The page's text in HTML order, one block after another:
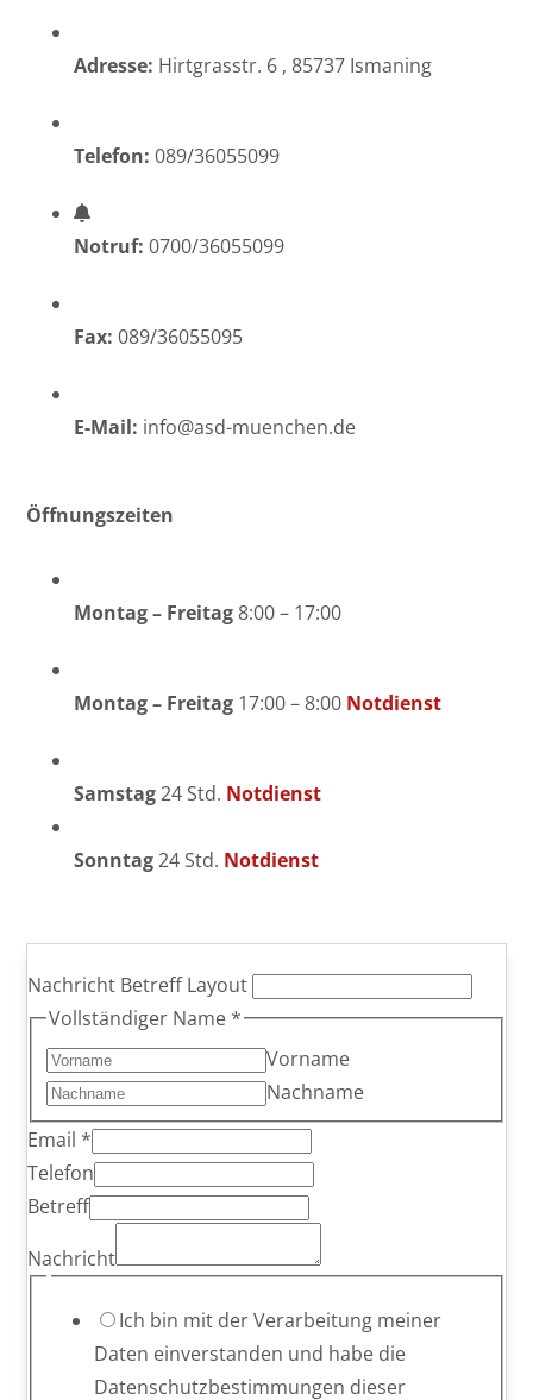
Adresse: Hirtgrasstr. 6 , 85737 Ismaning
Telefon: 089/36055099
Notruf: 0700/36055099
Fax: 089/36055095
E-Mail: info@asd-muenchen.de
Öffnungszeiten
Montag – Freitag8:00 – 17:00
Montag – Freitag 17:00 – 8:00 Notdienst
Samstag24 Std. Notdienst
Sonntag24 Std. Notdienst
Nachricht Betreff Layout
Vollständiger Name *
Vorname
Nachname
Email *
Telefon
Betreff
Nachricht
Ich bin mit der Verarbeitung meiner
Daten einverstanden und habe die
Datenschutzbestimmungen dieser